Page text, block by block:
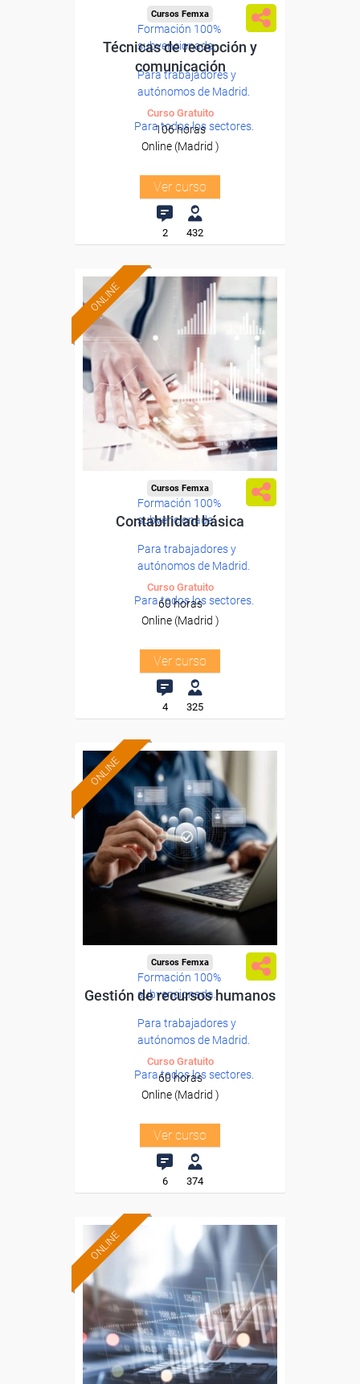
Formación 100%
subvencionada.
Para trabajadores y
autónomos de Madrid.
Para todos los sectores.
Cursos Femxa
Técnicas de recepción y
comunicación
Curso Gratuito
106 horas
Online (Madrid )
Ver curso
2 432
ONLINE
Formación 100%
subvencionada.
Para trabajadores y
autónomos de Madrid.
Para todos los sectores.
Cursos Femxa
Contabilidad básica
Curso Gratuito
60 horas
Online (Madrid )
Ver curso
4 325
ONLINE
Formación 100%
subvencionada.
Para trabajadores y
autónomos de Madrid.
Para todos los sectores.
Cursos Femxa
Gestión de recursos humanos
Curso Gratuito
60 horas
Online (Madrid )
Ver curso
6 374
ONLINE